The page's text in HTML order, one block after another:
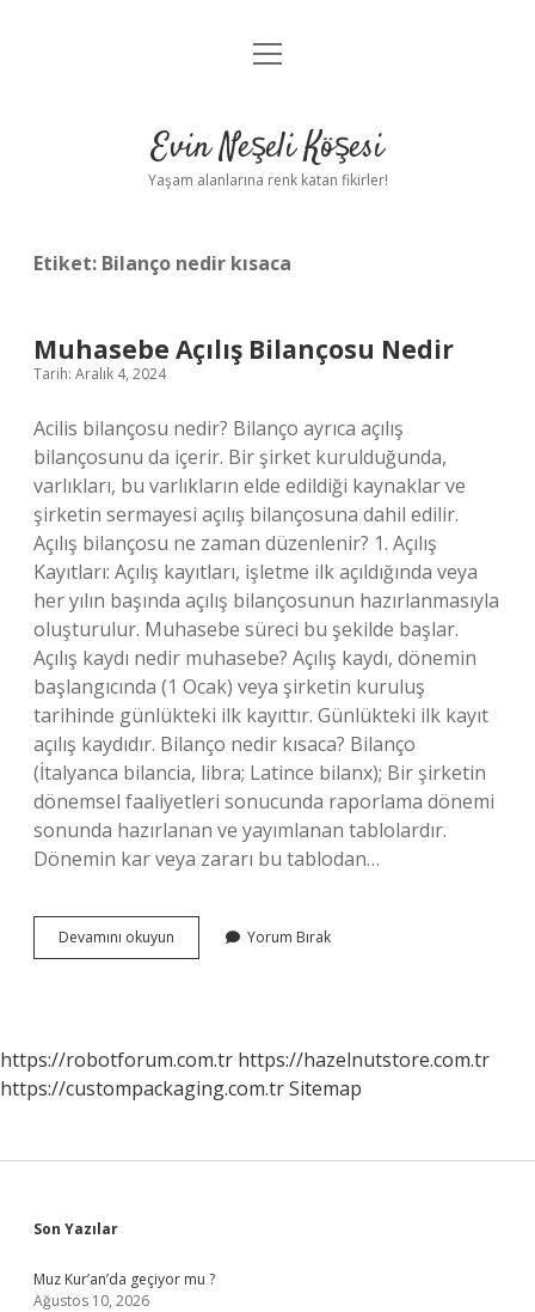
Anasayfa
Yasal Uyarı
menüyü
Evin Neşeli Köşesi
Yaşam alanlarına renk katan fikirler!
Etiket: Bilanço nedir kısaca
Muhasebe Açılış Bilançosu Nedir
Tarih: Aralık 4, 2024
Acilis bilançosu nedir? Bilanço ayrıca açılış
bilançosunu da içerir. Bir şirket kurulduğunda,
varlıkları, bu varlıkların elde edildiği kaynaklar ve
şirketin sermayesi açılış bilançosuna dahil edilir.
Açılış bilançosu ne zaman düzenlenir? 1. Açılış
Kayıtları: Açılış kayıtları, işletme ilk açıldığında veya
her yılın başında açılış bilançosunun hazırlanmasıyla
oluşturulur. Muhasebe süreci bu şekilde başlar.
Açılış kaydı nedir muhasebe? Açılış kaydı, dönemin
başlangıcında (1 Ocak) veya şirketin kuruluş
tarihinde günlükteki ilk kayıttır. Günlükteki ilk kayıt
açılış kaydıdır. Bilanço nedir kısaca? Bilanço
(İtalyanca bilancia, libra; Latince bilanx); Bir şirketin
dönemsel faaliyetleri sonucunda raporlama dönemi
sonunda hazırlanan ve yayımlanan tablolardır.
Dönemin kar veya zararı bu tablodan…
Devamını okuyun Muhasebe
Açılış
Yorum Bırak
https://robotforum.com.tr https://hazelnutstore.com.tr
https://custompackaging.com.trSitemap
Sidebar
Son Yazılar
Muz Kur’an’da geçiyor mu ?
Ağustos 10, 2026